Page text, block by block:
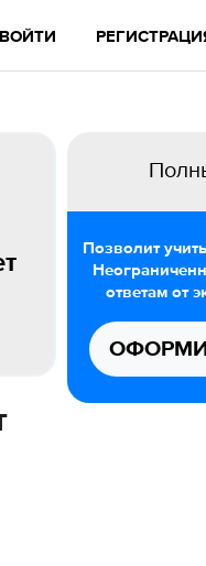
ВОЙТИ
Позволит
ответам от